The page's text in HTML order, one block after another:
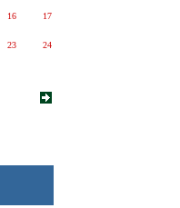
16 17
23 24